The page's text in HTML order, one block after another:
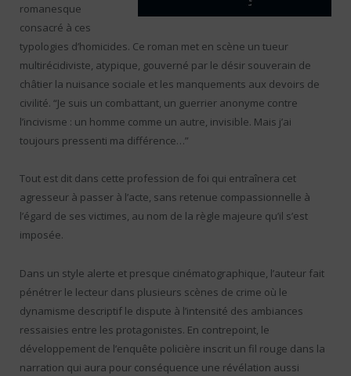
romanesque
consacré à ces
typologies d’homicides. Ce roman met en scène un tueur
multirécidiviste, atypique, gouverné par le désir souverain de
châtier la nuisance sociale et les manquements aux devoirs de
civilité. “Je suis un combattant, un guerrier anonyme contre
l’incivisme : un homme comme un autre, invisible. Mais j’ai
toujours pressenti ma différence…”
Tout est dit dans cette profession de foi qui entraînera cet
agresseur à passer à l’acte, sans retenue compassionnelle à
l’égard de ses victimes, au nom de la règle majeure qu’il s’est
imposée.
Dans un style alerte et presque cinématographique, l’auteur fait
pénétrer le lecteur dans plusieurs scènes de crime où le
dynamisme descriptif le dispute à l’intensité des ambiances
ressaisies entre les protagonistes. En contrepoint, le
développement de l’enquête policière inscrit un fil rouge dans la
narration qui aura pour conséquence une révélation aussi